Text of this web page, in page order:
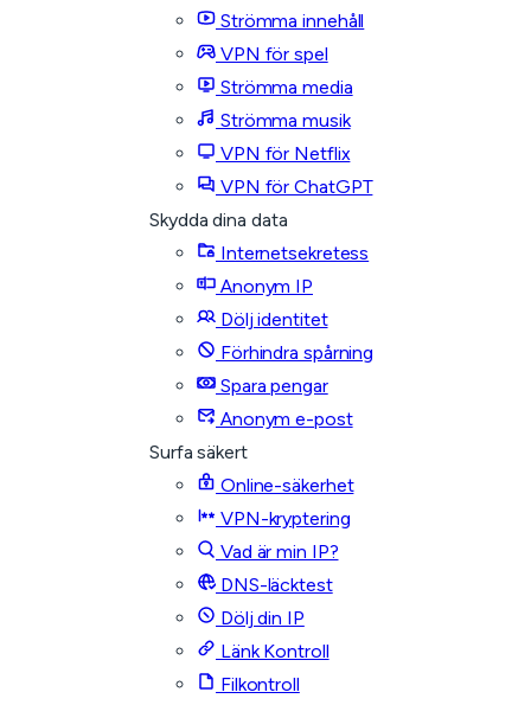
Strömma innehåll
VPN för spel
Strömma media
Strömma musik
VPN för Netflix
VPN för ChatGPT
Skydda dina data
Internetsekretess
Anonym IP
Dölj identitet
Förhindra spårning
Spara pengar
Anonym e-post
Surfa säkert
Online-säkerhet
VPN-kryptering
Vad är min IP?
DNS-läcktest
Dölj din IP
Länk Kontroll
Filkontroll